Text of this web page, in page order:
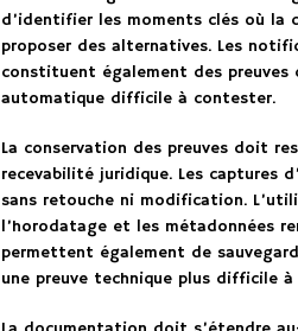
d’identifier les moments clés où la
proposer des alternatives. Les
constituent également des preuves
automatique difficile à contester.
La conservation des preuves doit
recevabilité juridique. Les captures
sans retouche ni modification.
l’horodatage et les métadonnées
permettent également de
une preuve technique plus difficile